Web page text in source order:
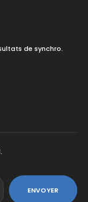
de synchro.
ENVOYER